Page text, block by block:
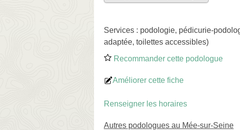
Services : podologie, pédicurie-
adaptée, toilettes accessibles)
Recommander cette podologue
Améliorer cette fiche
Renseigner les horaires
Autres podologues au Mée-sur-Seine